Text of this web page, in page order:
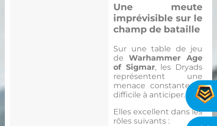
Une meute
imprévisible sur le
champ de bataille
Sur une table de jeu
de Warhammer Age
of Sigmar, les Dryads
représentent une
menace constante et
difficile à anticiper.
Elles excellent dans les
rôles suivants :